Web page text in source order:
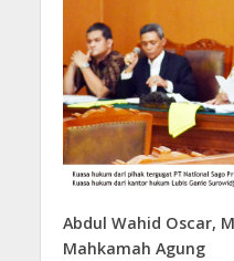
Abdul Wahid Oscar,
Mahkamah Agung